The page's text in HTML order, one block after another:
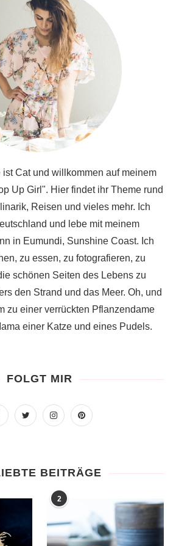
ist Cat und willkommen auf meinem
Up Girl". Hier findet ihr Theme rund
Reisen und vieles mehr. Ich
und lebe mit meinem
in Eumundi, Sunshine Coast. Ich
zu essen, zu fotografieren, zu
schönen Seiten des Lebens zu
den Strand und das Meer. Oh, und
zu einer verrückten Pflanzendame
einer Katze und eines Pudels.
FOLGT MIR
BEITRÄGE
2